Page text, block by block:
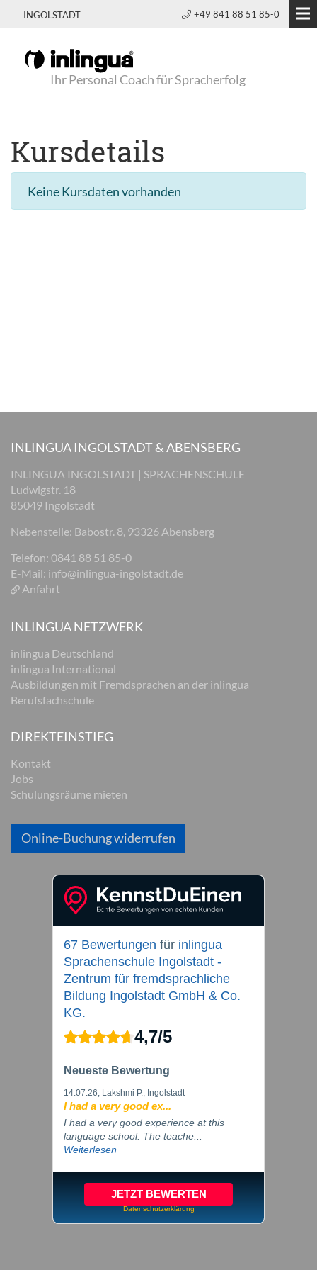
INGOLSTADT +49 841 88 51 85-0
Ihr Personal Coach für Spracherfolg
Kursdetails
Keine Kursdaten vorhanden
INLINGUA INGOLSTADT & ABENSBERG
INLINGUA INGOLSTADT | SPRACHENSCHULE
Ludwigstr. 18
85049 Ingolstadt
Nebenstelle: Babostr. 8, 93326 Abensberg
Telefon: 0841 88 51 85-0
E-Mail: info@inlingua-ingolstadt.de
Anfahrt
INLINGUA NETZWERK
inlingua Deutschland
inlingua International
Ausbildungen mit Fremdsprachen an der inlingua
Berufsfachschule
DIREKTEINSTIEG
Kontakt
Jobs
Schulungsräume mieten
Online-Buchung widerrufen
67 Bewertungen für inlingua
Sprachenschule Ingolstadt -
Zentrum für fremdsprachliche
Bildung Ingolstadt GmbH & Co.
KG.
4,7/5
Neueste Bewertung
14.07.26, Lakshmi P., Ingolstadt
I had a very good ex...
I had a very good experience at this
language school. The teache...
Weiterlesen
JETZT BEWERTEN
Datenschutzerklärung